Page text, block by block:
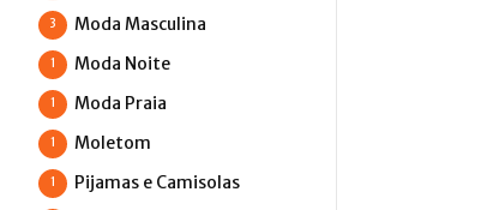
Moda Masculina
3
Moda Noite
1
Moda Praia
1
Moletom
1
Pijamas e Camisolas
1